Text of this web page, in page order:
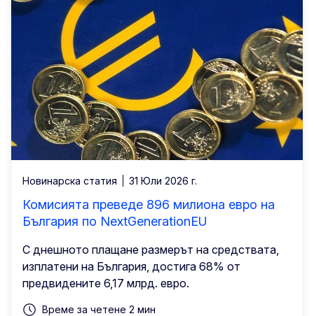
Новинарска статия 31 Юли 2026 г.
Комисията преведе 896 милиона евро на
България по NextGenerationEU
С днешното плащане размерът на средствата,
изплатени на България, достига 68% от
предвидените 6,17 млрд. евро.
Време за четене 2 мин